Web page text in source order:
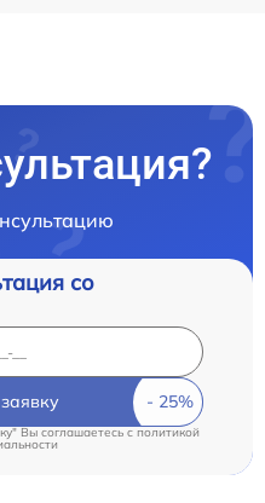
со
Вы соглашаетесь c политикой